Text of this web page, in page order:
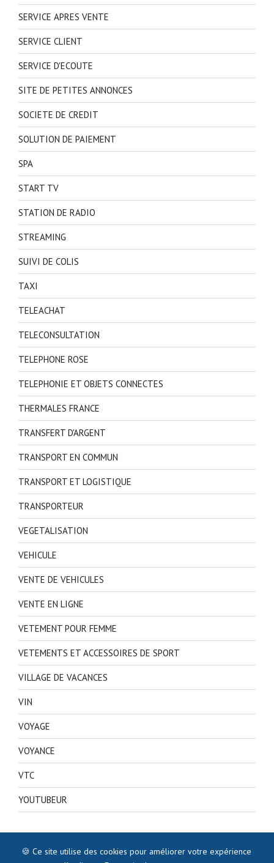
SERVICE APRES VENTE
SERVICE CLIENT
SERVICE D'ECOUTE
SITE DE PETITES ANNONCES
SOCIETE DE CREDIT
SOLUTION DE PAIEMENT
SPA
START TV
STATION DE RADIO
STREAMING
SUIVI DE COLIS
TAXI
TELEACHAT
TELECONSULTATION
TELEPHONE ROSE
TELEPHONIE ET OBJETS CONNECTES
THERMALES FRANCE
TRANSFERT D'ARGENT
TRANSPORT EN COMMUN
TRANSPORT ET LOGISTIQUE
TRANSPORTEUR
VEGETALISATION
VEHICULE
VENTE DE VEHICULES
VENTE EN LIGNE
VETEMENT POUR FEMME
VETEMENTS ET ACCESSOIRES DE SPORT
VILLAGE DE VACANCES
VIN
VOYAGE
VOYANCE
VTC
YOUTUBEUR
🍪 Ce site utilise des cookies pour améliorer votre expérience